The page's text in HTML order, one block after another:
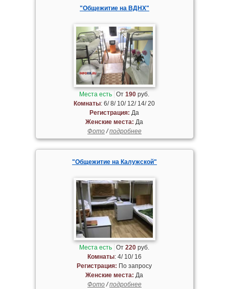
"Общежитие на ВДНХ"
Места есть От190 руб.
Комнаты: 6/ 8/ 10/ 12/ 14/ 20
Регистрация: Да
Женские места: Да
Фото/подробнее
"Общежитие на Калужской"
Места есть От220 руб.
Комнаты: 4/ 10/ 16
Регистрация: По запросу
Женские места: Да
Фото/подробнее